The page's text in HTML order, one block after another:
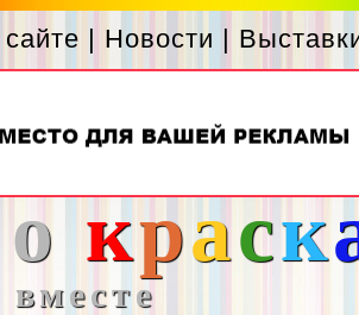
| Новости |
краск